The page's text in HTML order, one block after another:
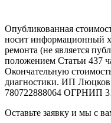
Опубликованная
носит информационный
ремонта (не является
положением Статьи 437
Окончательную
диагностики. ИП
780722888064 ОГРНИП
Оставьте заявку и мы с